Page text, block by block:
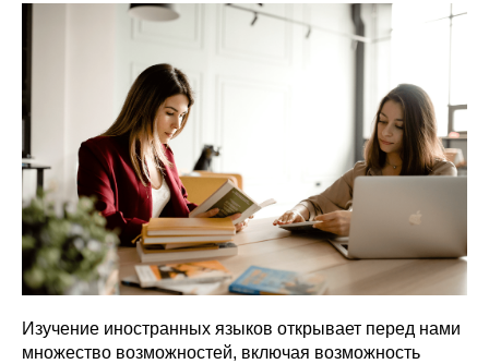
Изучение иностранных языков открывает перед нами
множество возможностей, включая возможность